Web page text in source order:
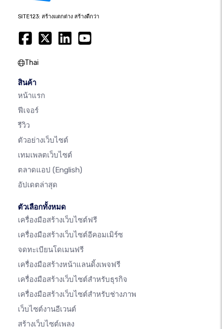
SITE123: สร้างแตกต่าง สร้างดีกว่า
Thai
สินค้า
หน้าแรก
ฟีเจอร์
รีวิว
ตัวอย่างเว็บไซต์
เทมเพลตเว็บไซต์
ตลาดแอป (English)
อัปเดตล่าสุด
ตัวเลือกทั้งหมด
เครื่องมือสร้างเว็บไซต์ฟรี
เครื่องมือสร้างเว็บไซต์อีคอมเมิร์ซ
จดทะเบียนโดเมนฟรี
เครื่องมือสร้างหน้าแลนดิ้งเพจฟรี
เครื่องมือสร้างเว็บไซต์สำหรับธุรกิจ
เครื่องมือสร้างเว็บไซต์สำหรับช่างภาพ
เว็บไซต์งานอีเวนต์
สร้างเว็บไซต์เพลง